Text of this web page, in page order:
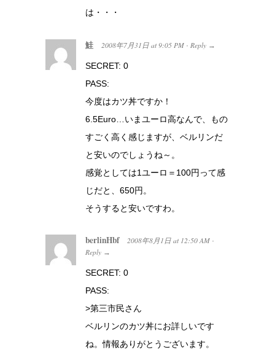
は・・・
鮭 2008年7月31日 at 9:05 PM · Reply →
SECRET: 0
PASS:
今度はカツ丼ですか！
6.5Euro…いまユーロ高なんで、もの
すごく高く感じますが、ベルリンだ
と安いのでしょうね～。
感覚としては1ユーロ＝100円って感
じだと、650円。
そうすると安いですわ。
berlinHbf 2008年8月1日 at 12:50 AM ·
Reply →
SECRET: 0
PASS:
>第三市民さん
ベルリンのカツ丼にお詳しいです
ね。情報ありがとうございます。